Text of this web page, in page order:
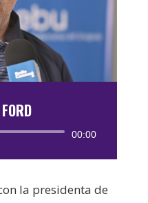
00:00
la presidenta de